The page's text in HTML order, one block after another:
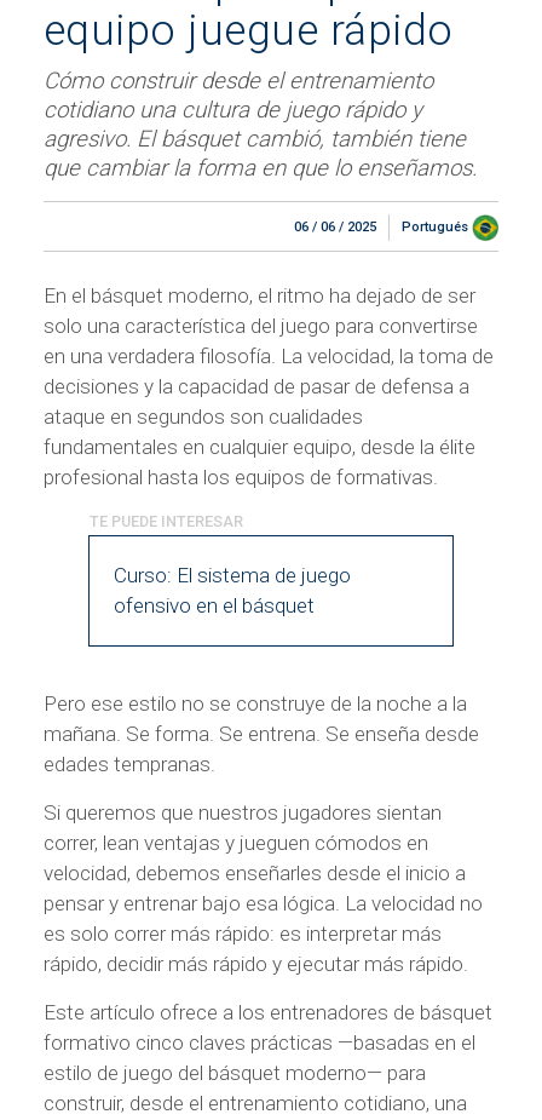
equipo juegue rápido
Cómo construir desde el entrenamiento
cotidiano una cultura de juego rápido y
agresivo. El básquet cambió, también tiene
que cambiar la forma en que lo enseñamos.
06 / 06 / 2025 Portugués
En el básquet moderno, el ritmo ha dejado de ser
solo una característica del juego para convertirse
en una verdadera filosofía. La velocidad, la toma de
decisiones y la capacidad de pasar de defensa a
ataque en segundos son cualidades
fundamentales en cualquier equipo, desde la élite
profesional hasta los equipos de formativas.
Curso: El sistema de juego
ofensivo en el básquet
Pero ese estilo no se construye de la noche a la
mañana. Se forma. Se entrena. Se enseña desde
edades tempranas.
Si queremos que nuestros jugadores sientan
correr, lean ventajas y jueguen cómodos en
velocidad, debemos enseñarles desde el inicio a
pensar y entrenar bajo esa lógica. La velocidad no
es solo correr más rápido: es interpretar más
rápido, decidir más rápido y ejecutar más rápido.
Este artículo ofrece a los entrenadores de básquet
formativo cinco claves prácticas —basadas en el
estilo de juego del básquet moderno— para
construir, desde el entrenamiento cotidiano, una